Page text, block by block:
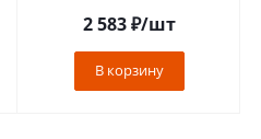
2 583₽/шт
В корзину